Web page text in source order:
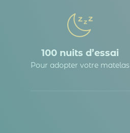
100 nuits d’essai
Pour adopter votre matelas